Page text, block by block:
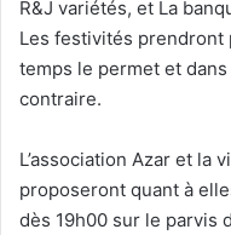
R&J variétés, et La
Les festivités prendront
temps le permet et
contraire.
L’association Azar et la
proposeront quant à
dès 19h00 sur le parvis